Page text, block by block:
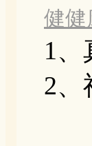
健健
1、
2、